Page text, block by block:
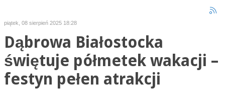
piątek, 08 sierpień 2025 18:28
Dąbrowa Białostocka
świętuje półmetek wakacji –
festyn pełen atrakcji